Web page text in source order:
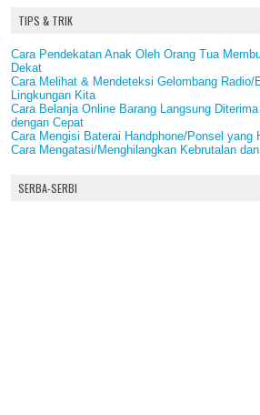
TIPS & TRIK
Cara Pendekatan Anak Oleh Orang Tua
Dekat
Cara Melihat & Mendeteksi Gelombang
Lingkungan Kita
Cara Belanja Online Barang Langsung
dengan Cepat
Cara Mengisi Baterai Handphone/Ponsel yang
Cara Mengatasi/Menghilangkan Kebrutalan
SERBA-SERBI